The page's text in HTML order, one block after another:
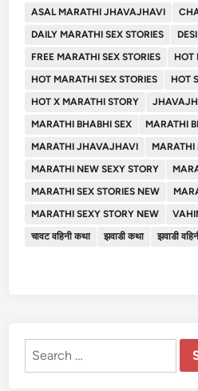
ASAL MARATHI JHAVAJHAVI
DAILY MARATHI SEX STORIES
FREE MARATHI SEX STORIES
HOT
HOT MARATHI SEX STORIES
HOT
HOT X MARATHI STORY
MARATHI BHABHI SEX
MARATHI
MARATHI JHAVAJHAVI
MARATHI
MARATHI NEW SEXY STORY
MARATHI SEX STORIES NEW
MARATHI SEXY STORY NEW
चावट वहिनी कथा
झवाडी कथा झवाडी
Search